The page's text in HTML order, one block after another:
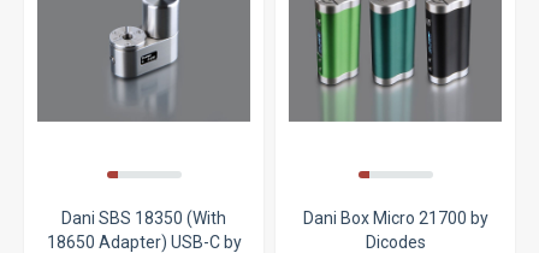
Dani SBS 18350 (With
18650 Adapter) USB-C by
Dani Box Micro 21700 by
Dicodes